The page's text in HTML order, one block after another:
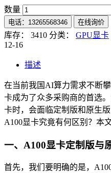
数量
电话：13265568346 在线询价
库存： 3410 分类： GPU显卡
12-16
描述
在当前我国AI算力需求不断
卡成为了众多采购商的首选
卡时，会面临定制版和原生
A100显卡究竟有何区别？本
一、A100显卡定制版与
首先，我们要明确的是，